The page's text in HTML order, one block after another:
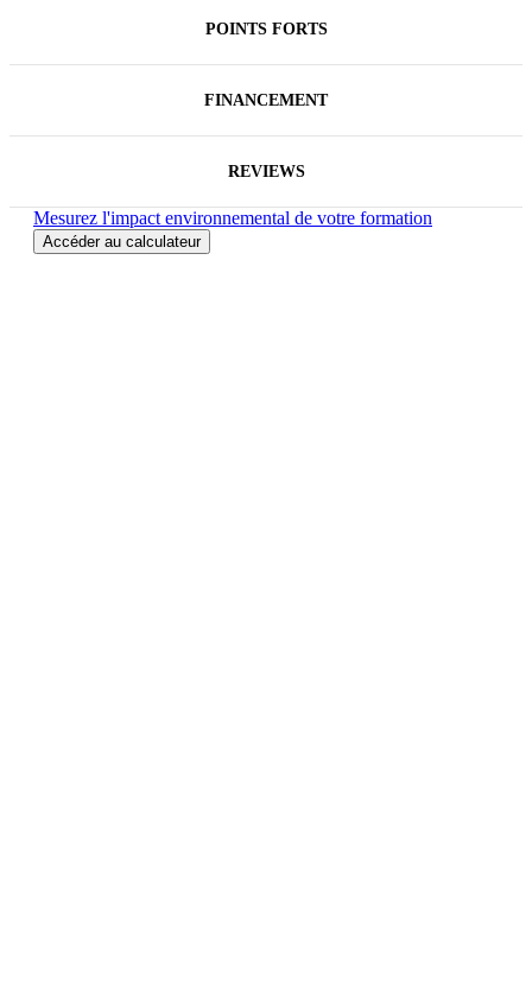
POINTS FORTS
FINANCEMENT
REVIEWS
Mesurez l'impact environnemental de votre formation
Accéder au calculateur